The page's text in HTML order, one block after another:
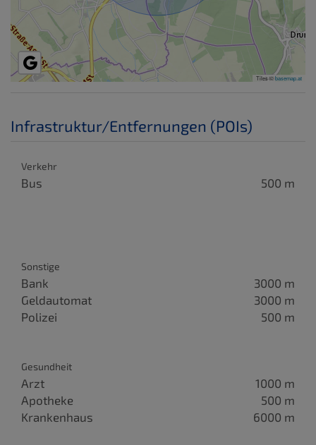
Tiles ©basemap.at
Infrastruktur/Entfernungen (POIs)
Verkehr
Bus 500 m
Sonstige
Bank
3000 m
Geldautomat
3000 m
Polizei
500 m
Gesundheit
Arzt
1000 m
Apotheke
500 m
Krankenhaus
6000 m